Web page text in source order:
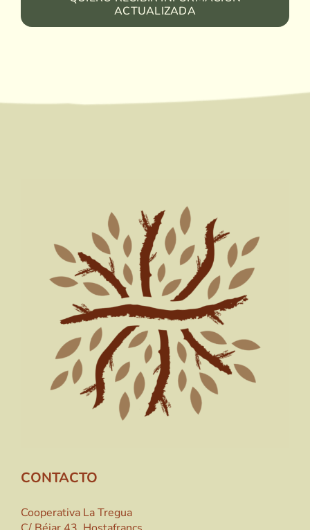
ACTUALIZADA
CONTACTO
Cooperativa La Tregua